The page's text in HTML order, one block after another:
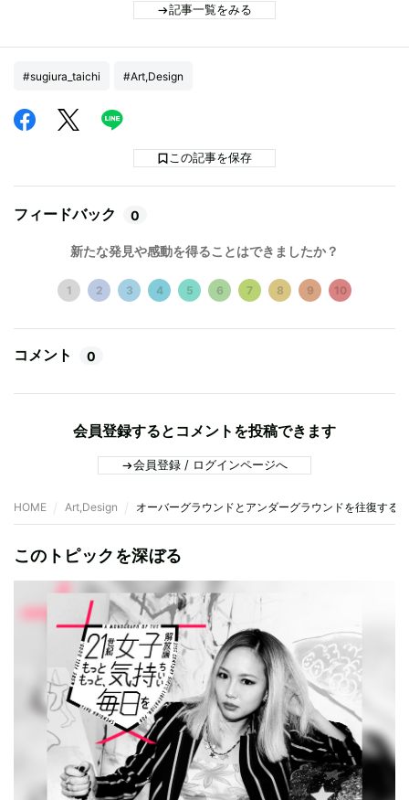
記事一覧をみる
#sugiura_taichi #Art,Design
この記事を保存
フィードバック 0
新たな発見や感動を得ることはできましたか？
1 2 3 4 5 6 7 8 9 10
コメント 0
会員登録するとコメントを投稿できます
会員登録 / ログインページへ
HOME Art,Design オーバーグラウンドとアンダーグラウンドを往復する
このトピックを深ぼる